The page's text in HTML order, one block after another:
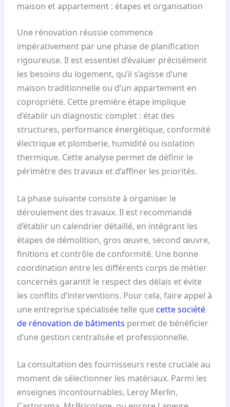
maison et appartement : étapes et organisation
Une rénovation réussie commence
impérativement par une phase de planification
rigoureuse. Il est essentiel d’évaluer précisément
les besoins du logement, qu’il s’agisse d’une
maison traditionnelle ou d’un appartement en
copropriété. Cette première étape implique
d’établir un diagnostic complet : état des
structures, performance énergétique, conformité
électrique et plomberie, humidité ou isolation
thermique. Cette analyse permet de définir le
périmètre des travaux et d’affiner les priorités.
La phase suivante consiste à organiser le
déroulement des travaux. Il est recommandé
d’établir un calendrier détaillé, en intégrant les
étapes de démolition, gros œuvre, second œuvre,
finitions et contrôle de conformité. Une bonne
coordination entre les différents corps de métier
concernés garantit le respect des délais et évite
les conflits d’interventions. Pour cela, faire appel à
une entreprise spécialisée telle que cette société
de rénovation de bâtiments permet de bénéficier
d’une gestion centralisée et professionnelle.
La consultation des fournisseurs reste cruciale au
moment de sélectionner les matériaux. Parmi les
enseignes incontournables, Leroy Merlin,